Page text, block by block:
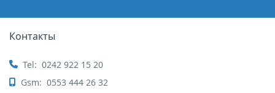
Контакты
Tel: 0242 922 15 20
Gsm: 0553 444 26 32